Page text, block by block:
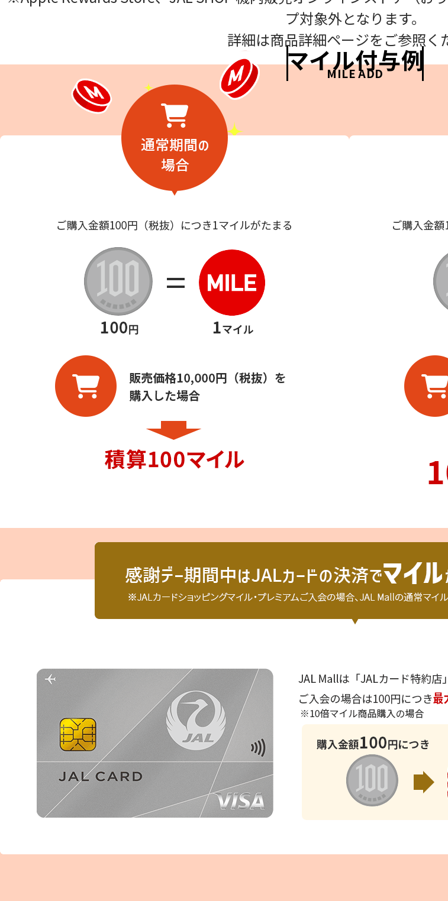
プ対象外となります。
詳細は商品詳細ページをご参照く
マイル付与例
MILE ADD